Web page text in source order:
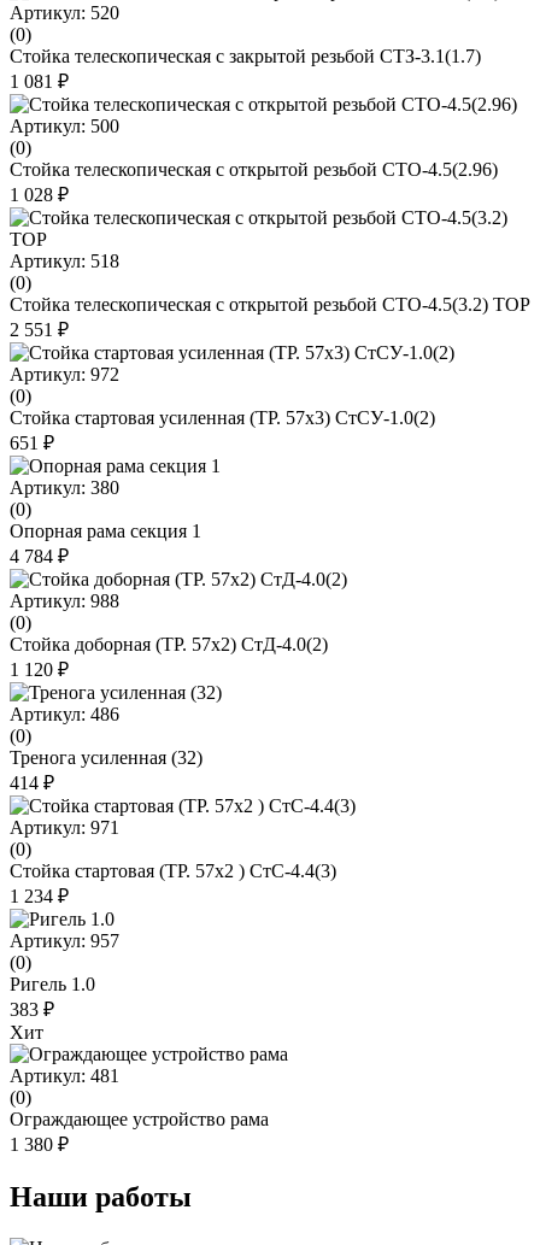
Артикул: 520
(0)
Стойка телескопическая с закрытой резьбой СТЗ-3.1(1.7)
1 081 ₽
Артикул: 500
(0)
Стойка телескопическая с открытой резьбой СТО-4.5(2.96)
1 028 ₽
Артикул: 518
(0)
Стойка телескопическая с открытой резьбой СТО-4.5(3.2) ТОР
2 551 ₽
Артикул: 972
(0)
Стойка стартовая усиленная (ТР. 57х3) СтСУ-1.0(2)
651 ₽
Артикул: 380
(0)
Опорная рама секция 1
4 784 ₽
Артикул: 988
(0)
Стойка доборная (ТР. 57х2) СтД-4.0(2)
1 120 ₽
Артикул: 486
(0)
Тренога усиленная (32)
414 ₽
Артикул: 971
(0)
Стойка стартовая (ТР. 57х2 ) СтС-4.4(3)
1 234 ₽
Артикул: 957
(0)
Ригель 1.0
383 ₽
Хит
Артикул: 481
(0)
Ограждающее устройство рама
1 380 ₽
Наши работы